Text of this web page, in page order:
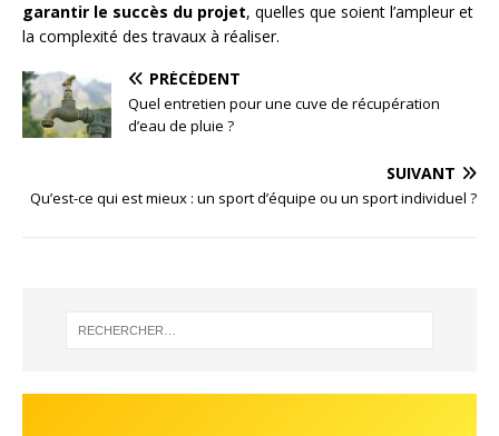
garantir le succès du projet, quelles que soient l’ampleur et
la complexité des travaux à réaliser.
PRÉCÉDENT
Quel entretien pour une cuve de récupération
d’eau de pluie ?
SUIVANT
Qu’est-ce qui est mieux : un sport d’équipe ou un sport individuel ?